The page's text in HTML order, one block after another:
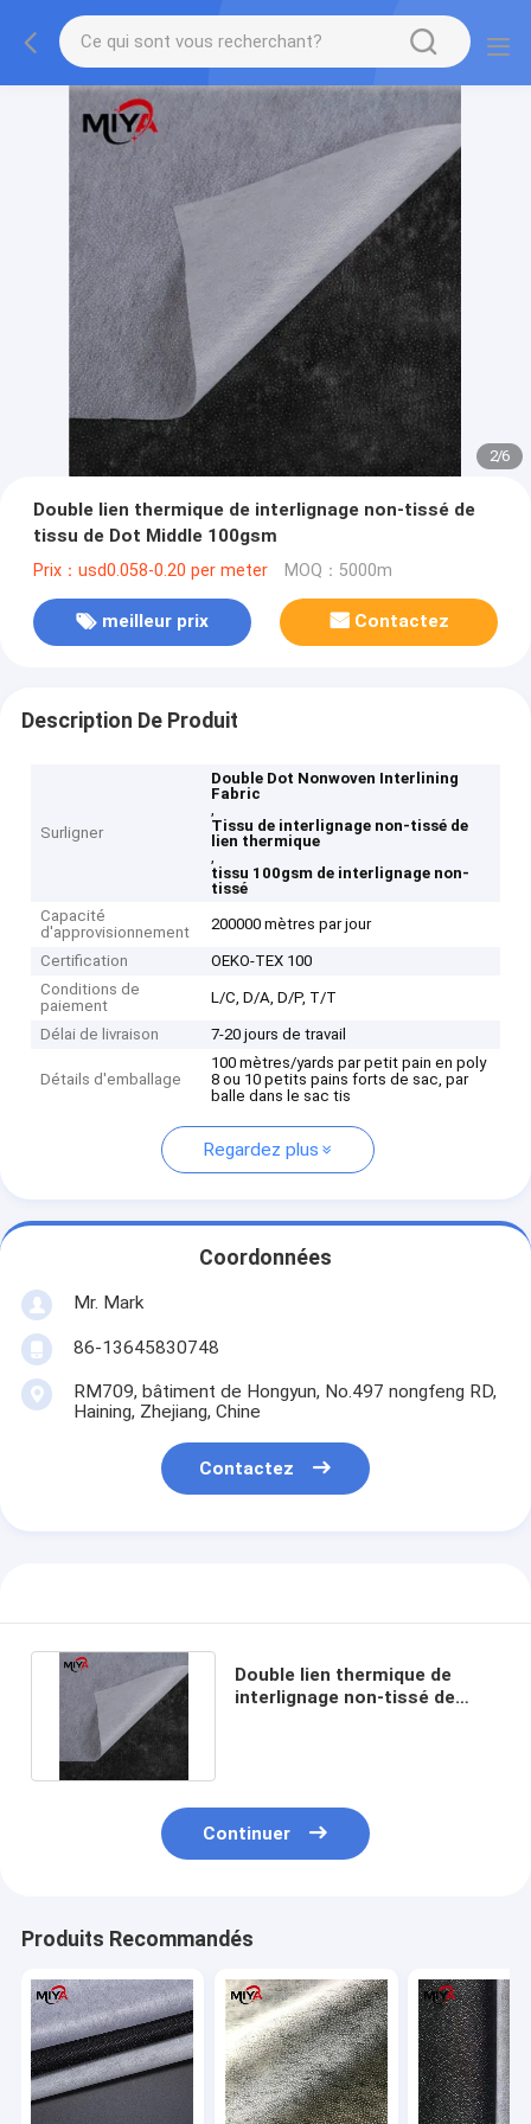
2/6
Double lien thermique de interlignage non-tissé de
tissu de Dot Middle 100gsm
Prix：usd0.058-0.20 per meter MOQ：5000m
meilleur prix Contactez
Description De Produit
Surligner
Double Dot Nonwoven Interlining
Fabric
,
Tissu de interlignage non-tissé de
lien thermique
,
tissu 100gsm de interlignage non-
tissé
Capacité
d'approvisionnement
200000 mètres par jour
Certification
OEKO-TEX 100
Conditions de
paiement
L/C, D/A, D/P, T/T
Délai de livraison 7-20 jours de travail
Détails d'emballage
100 mètres/yards par petit pain en poly
8 ou 10 petits pains forts de sac, par
balle dans le sac tis
Regardez plus
Coordonnées
Mr. Mark
86-13645830748
RM709, bâtiment de Hongyun, No.497 nongfeng RD,
Haining, Zhejiang, Chine
Contactez
Double lien thermique de
interlignage non-tissé de
Continuer
Produits Recommandés